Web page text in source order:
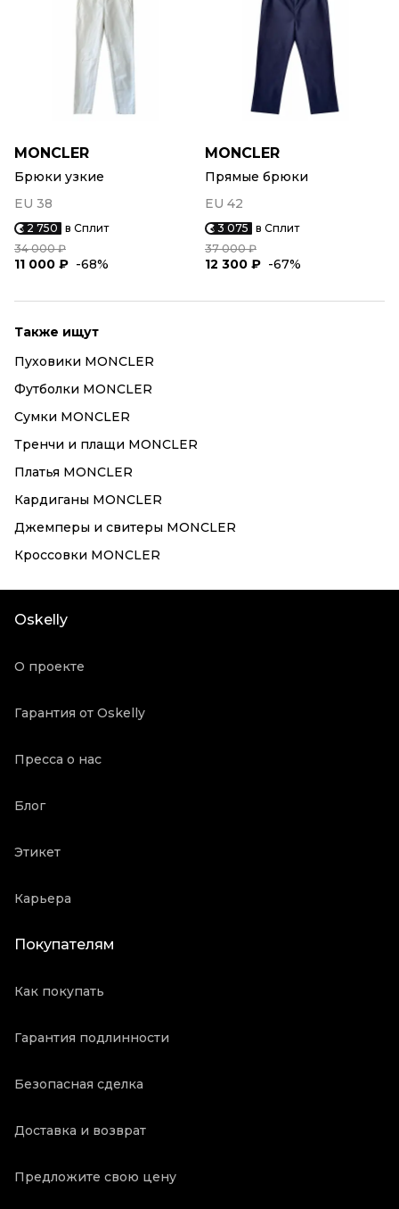
MONCLER
Брюки узкие
EU 38
2 750 в Сплит
34 000 ₽
11 000 ₽ -68%
MONCLER
Прямые брюки
EU 42
3 075 в Сплит
37 000 ₽
12 300 ₽ -67%
Также ищут
Пуховики MONCLER
Футболки MONCLER
Сумки MONCLER
Тренчи и плащи MONCLER
Платья MONCLER
Кардиганы MONCLER
Джемперы и свитеры MONCLER
Кроссовки MONCLER
Oskelly
О проекте
Гарантия от Oskelly
Пресса о нас
Блог
Этикет
Карьера
Покупателям
Как покупать
Гарантия подлинности
Безопасная сделка
Доставка и возврат
Предложите свою цену